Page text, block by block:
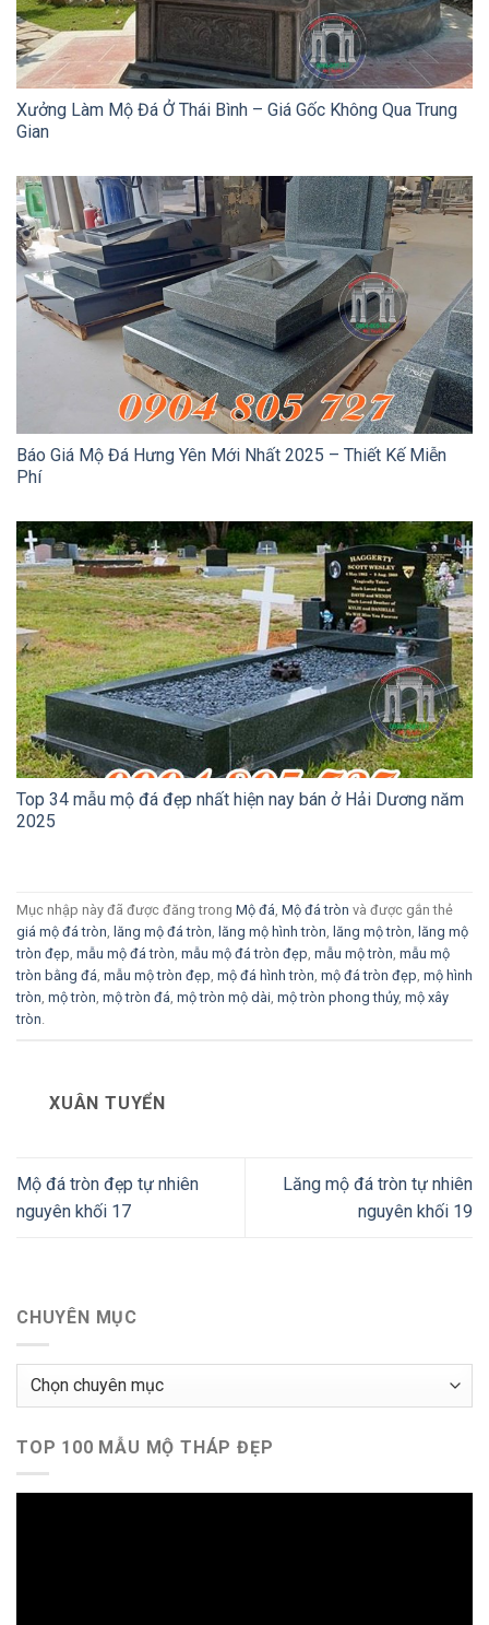
Xưởng Làm Mộ Đá Ở Thái Bình – Giá Gốc Không Qua Trung
Gian
Báo Giá Mộ Đá Hưng Yên Mới Nhất 2025 – Thiết Kế Miễn
Phí
Top 34 mẫu mộ đá đẹp nhất hiện nay bán ở Hải Dương năm
2025
Mục nhập này đã được đăng trong Mộ đá, Mộ đá tròn và được gắn thẻ
giá mộ đá tròn, lăng mộ đá tròn, lăng mộ hình tròn, lăng mộ tròn, lăng mộ
tròn đẹp, mẫu mộ đá tròn, mẫu mộ đá tròn đẹp, mẫu mộ tròn, mẫu mộ
tròn bằng đá, mẫu mộ tròn đẹp, mộ đá hình tròn, mộ đá tròn đẹp, mộ hình
tròn, mộ tròn, mộ tròn đá, mộ tròn mộ dài, mộ tròn phong thủy, mộ xây
tròn.
XUÂN TUYỂN
Mộ đá tròn đẹp tự nhiên
nguyên khối 17
Lăng mộ đá tròn tự nhiên
nguyên khối 19
CHUYÊN MỤC
Chuyên
TOP 100 MẪU MỘ THÁP ĐẸP